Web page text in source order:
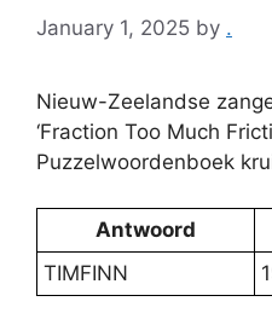
January 1, 2025 by .
Nieuw-Zeelandse
‘Fraction Too Much
Puzzelwoordenboek
Antwoord
TIMFINN